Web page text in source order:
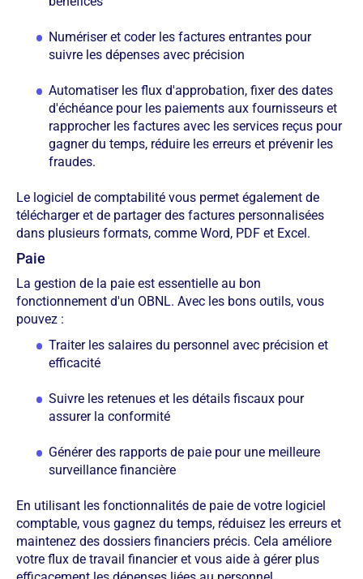
Numériser et coder les factures entrantes pour
suivre les dépenses avec précision
Automatiser les flux d'approbation, fixer des dates
d'échéance pour les paiements aux fournisseurs et
rapprocher les factures avec les services reçus pour
gagner du temps, réduire les erreurs et prévenir les
fraudes.
Le logiciel de comptabilité vous permet également de
télécharger et de partager des factures personnalisées
dans plusieurs formats, comme Word, PDF et Excel.
Paie
La gestion de la paie est essentielle au bon
fonctionnement d'un OBNL. Avec les bons outils, vous
pouvez :
Traiter les salaires du personnel avec précision et
efficacité
Suivre les retenues et les détails fiscaux pour
assurer la conformité
Générer des rapports de paie pour une meilleure
surveillance financière
En utilisant les fonctionnalités de paie de votre logiciel
comptable, vous gagnez du temps, réduisez les erreurs et
maintenez des dossiers financiers précis. Cela améliore
votre flux de travail financier et vous aide à gérer plus